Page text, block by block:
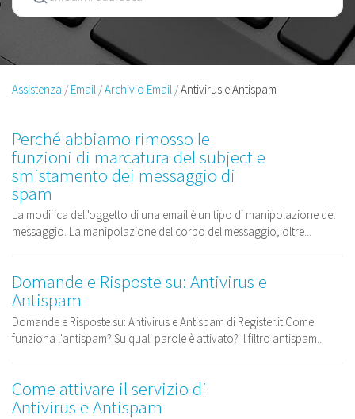
Assistenza Email Archivio Email Antivirus e Antispam
Perché abbiamo rimosso le
funzioni di marcatura del subject e
smistamento dei messaggio di
spam
La modifica dell'oggetto di una email è un tipo di manipolazione del
messaggio. La manipolazione del corpo del messaggio, oltre...
Domande e Risposte su: Antivirus e
Antispam
Domande e Risposte su: Antivirus e Antispam di Register.it Come
funziona l'antispam? Su quali parole è attivato? Il filtro antispam...
Come attivare il servizio di
Antivirus e Antispam